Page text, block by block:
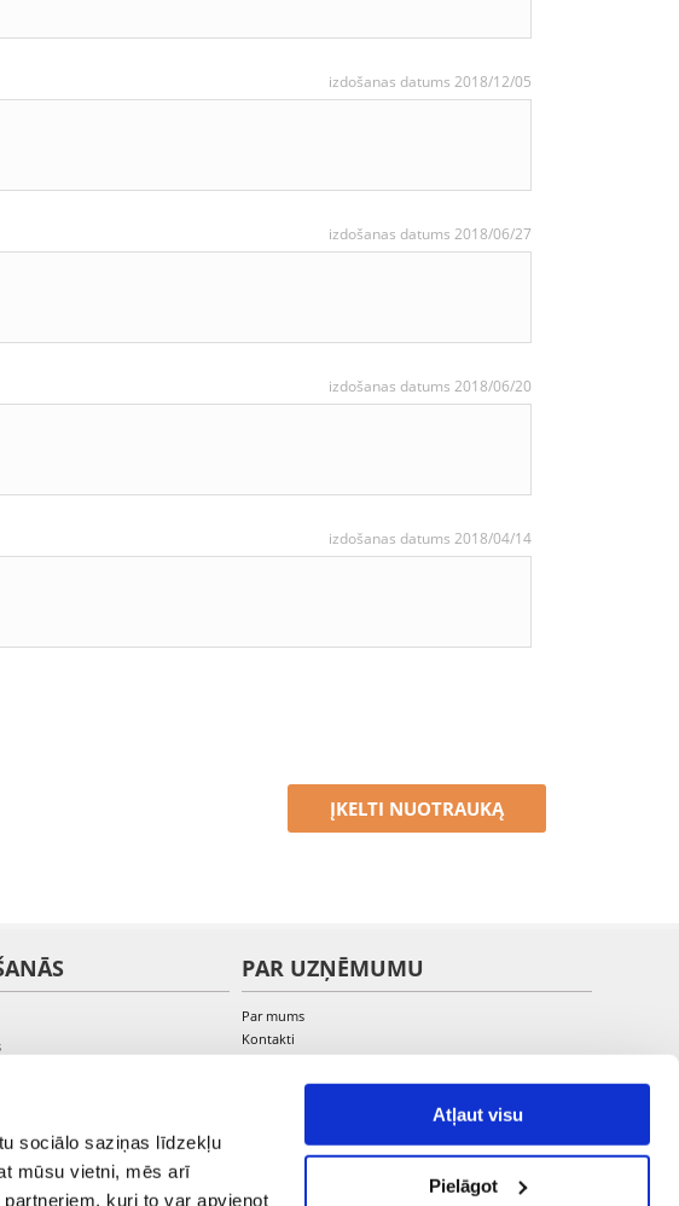
sociālo saziņas līdzekļu
mūsu vietni, mēs arī
kuri to var apvienot
Atļaut visu
Pielāgot
izdošanas datums 2018/12/05
izdošanas datums 2018/06/27
izdošanas datums 2018/06/20
izdošanas datums 2018/04/14
ĮKELTI NUOTRAUKĄ
PAR UZŅĒMUMU
Par mums
Kontakti